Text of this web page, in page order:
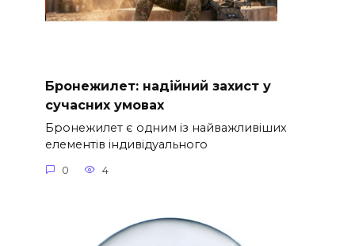
Бронежилет: надійний захист у
сучасних умовах
Бронежилет є одним із найважливіших
елементів індивідуального
0 4